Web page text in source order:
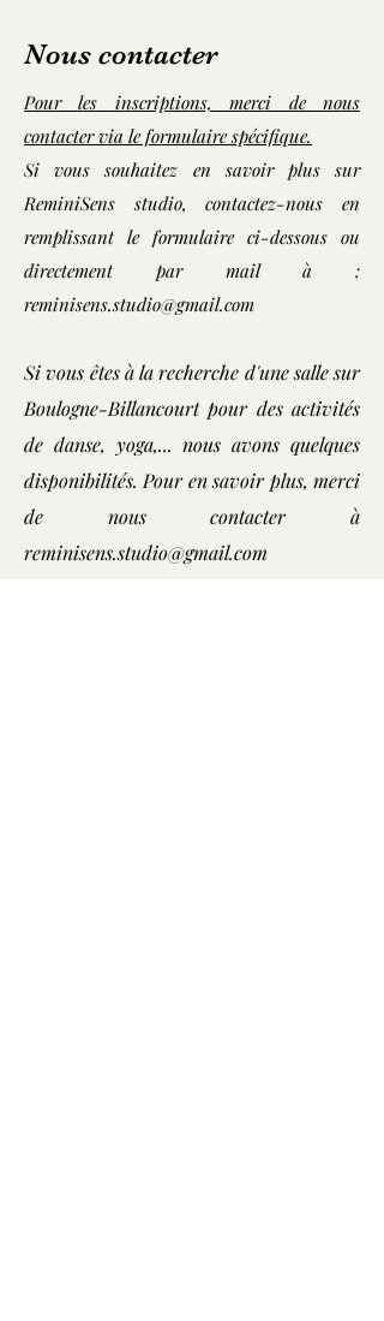
Nous contacter
Pour les inscriptions, merci de nous
contacter via le formulaire spécifique.
Si vous souhaitez en savoir plus sur
ReminiSens studio, contactez-nous en
remplissant le formulaire ci-dessous ou
directement par mail à :
reminisens.studio@gmail.com
Si vous êtes à la recherche d'une salle sur
Boulogne-Billancourt pour des activités
de danse, yoga,... nous avons quelques
disponibilités. Pour en savoir plus, merci
de nous contacter à
reminisens.studio@gmail.com